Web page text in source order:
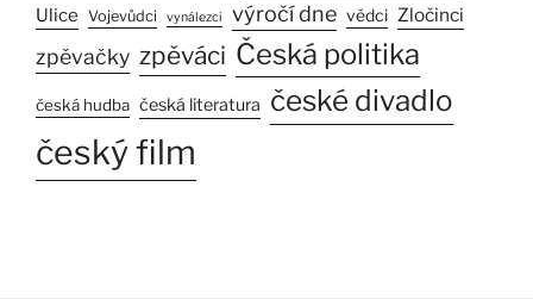
Ulice Vojevůdci vynálezci výročí dne vědci Zločinci
zpěvačky zpěváci Česká politika
česká hudba česká literatura české divadlo
český film